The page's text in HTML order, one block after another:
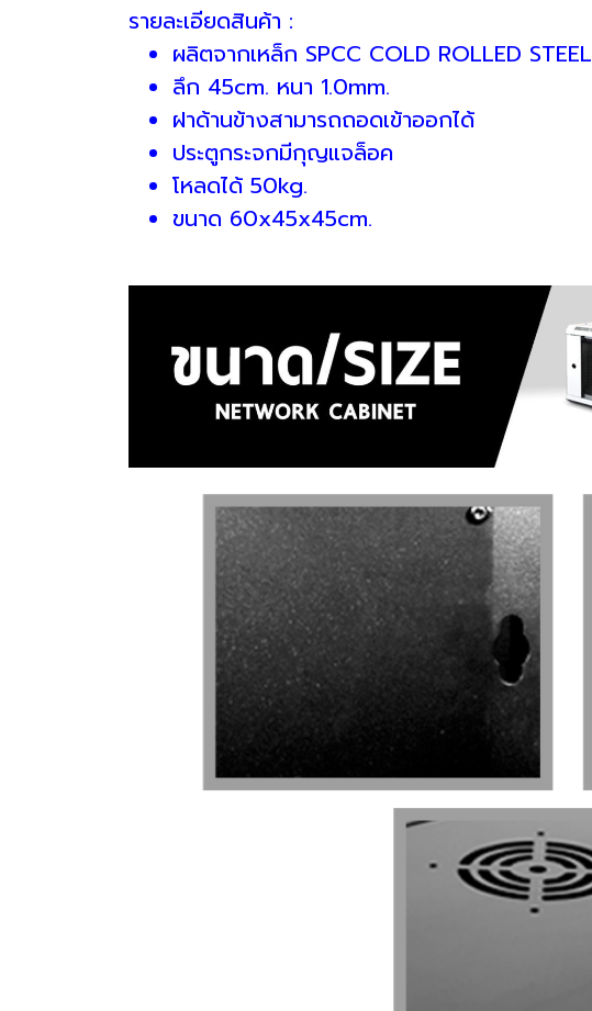
รายละเอียดสินค้า :
ผลิตจากเหล็ก SPCC COLD ROLLED STEEL
ลึก 45cm. หนา 1.0mm.
ฝาด้านข้างสามารถถอดเข้าออกได้
ประตูกระจกมีกุญแจล็อค
โหลดได้ 50kg.
ขนาด 60x45x45cm.